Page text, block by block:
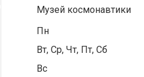
Музей космонавтики
Пн
Вт, Ср, Чт, Пт, Сб
Вс